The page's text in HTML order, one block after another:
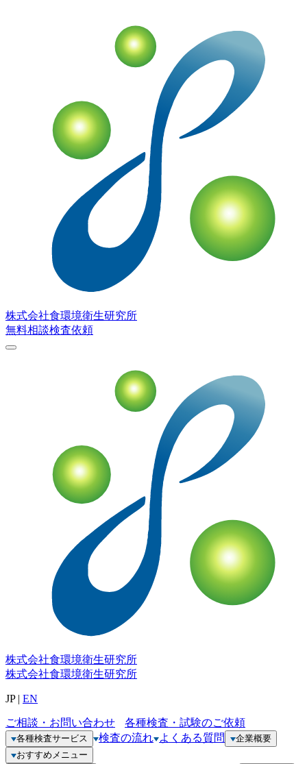
株式会社食環境衛生研究所
無料相談検査依頼
株式会社食環境衛生研究所
株式会社食環境衛生研究所
JP| EN
ご相談・お問い合わせ 各種検査・試験のご依頼
各種検査サービス 検査の流れ よくある質問
企業概要
おすすめメニュー